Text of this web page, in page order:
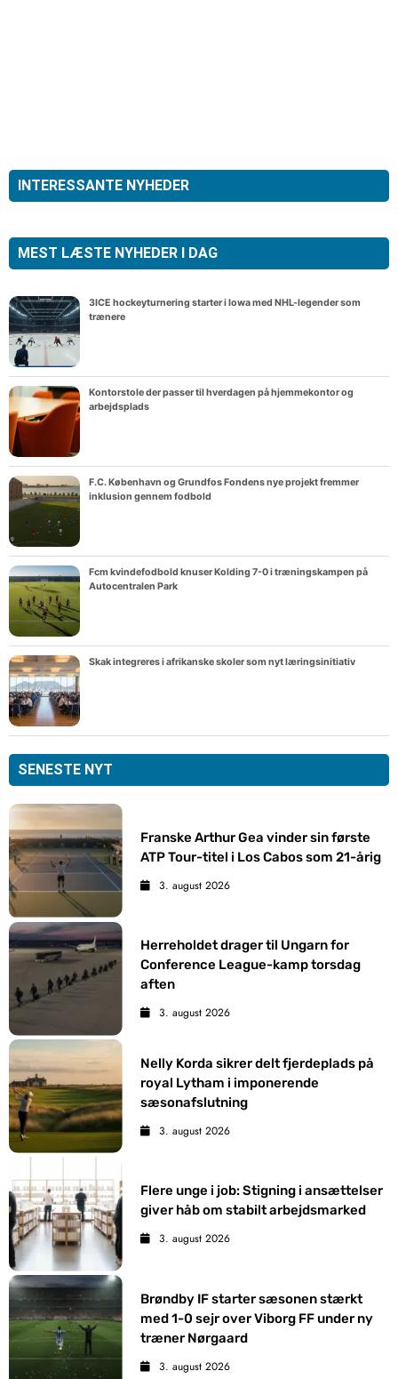
INTERESSANTE NYHEDER
MEST LÆSTE NYHEDER I DAG
3ICE hockeyturnering starter i Iowa med NHL-legender som
trænere
Kontorstole der passer til hverdagen på hjemmekontor og
arbejdsplads
F.C. København og Grundfos Fondens nye projekt fremmer
inklusion gennem fodbold
Fcm kvindefodbold knuser Kolding 7-0 i træningskampen på
Autocentralen Park
Skak integreres i afrikanske skoler som nyt læringsinitiativ
SENESTE NYT
Franske Arthur Gea vinder sin første
ATP Tour-titel i Los Cabos som 21-årig
3. august 2026
Herreholdet drager til Ungarn for
Conference League-kamp torsdag
aften
3. august 2026
Nelly Korda sikrer delt fjerdeplads på
royal Lytham i imponerende
sæsonafslutning
3. august 2026
Flere unge i job: Stigning i ansættelser
giver håb om stabilt arbejdsmarked
3. august 2026
Brøndby IF starter sæsonen stærkt
med 1-0 sejr over Viborg FF under ny
træner Nørgaard
3. august 2026